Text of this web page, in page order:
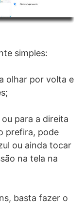
simples:
olhar por volta e
para a direita
prefira, pode
ou ainda tocar
na tela na
basta fazer o